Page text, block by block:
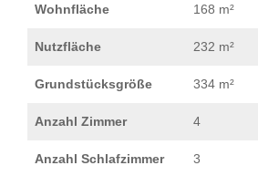
Wohnfläche 168 m²
Nutzfläche 232 m²
Grundstücksgröße 334 m²
Anzahl Zimmer 4
Anzahl Schlafzimmer 3